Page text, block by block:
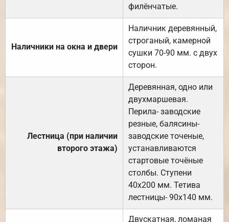
филёнчатые.
Наличники на окна и двери
Наличник деревянный,
строганый, камерной
сушки 70-90 мм. с двух
сторон.
Лестница (при наличии
второго этажа)
Деревянная, одно или
двухмаршевая.
Перила- заводские
резные, балясины-
заводские точеные,
устанавливаются
стартовые точёные
столбы. Ступени
40х200 мм. Тетива
лестницы- 90х140 мм.
Двускатная, ломаная